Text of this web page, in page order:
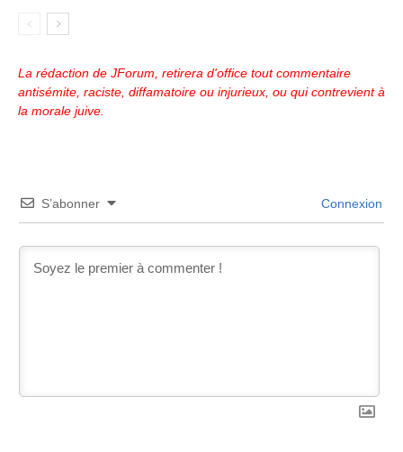
La rédaction de JForum, retirera d'office tout commentaire
antisémite, raciste, diffamatoire ou injurieux, ou qui contrevient à
la morale juive.
S’abonner Connexion